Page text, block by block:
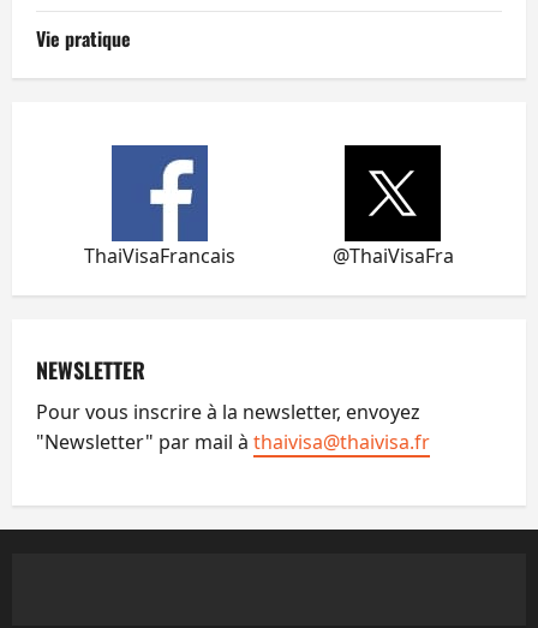
Vie pratique
ThaiVisaFrancais @ThaiVisaFra
NEWSLETTER
Pour vous inscrire à la newsletter, envoyez
"Newsletter" par mail à thaivisa@thaivisa.fr